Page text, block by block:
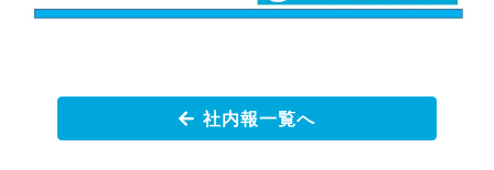
社内報一覧へ